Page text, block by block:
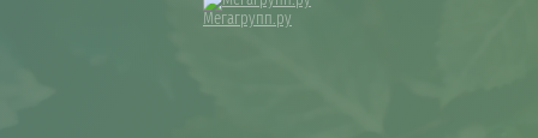
Мегагрупп.ру